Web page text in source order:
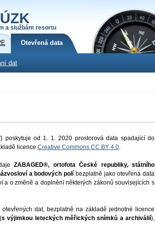
a službám resortu
Otevřená data
dat
poskytuje od 1. 1. 2020 prostorová data spadající do
licence Creative Commons CC BY 4.0.
ZABAGED®, ortofota České republiky, státního
a bodových polí bezplatně jako otevřená data
a o změně a doplnění některých zákonů souvisejících s
dat, bezplatně na základě jednotné licence
s výjimkou leteckých měřických snímků a archiválií),